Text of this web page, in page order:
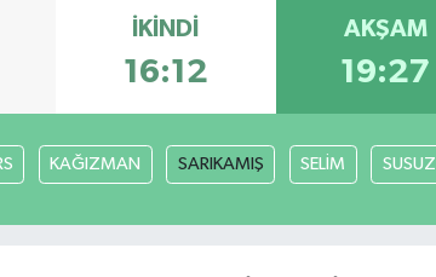
İKINDI
16:12
AKŞAM
19:27
KAĞIZMAN SARIKAMIŞ SELİM SUSUZ